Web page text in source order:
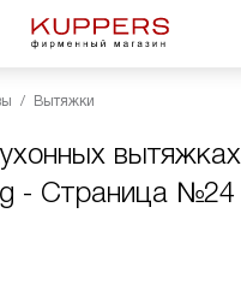
Вытяжки
вытяжках
- Страница №24